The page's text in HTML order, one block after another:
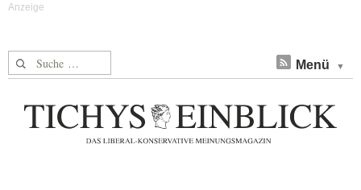
Suche nach: Menü